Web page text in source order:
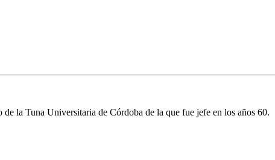
la Tuna Universitaria de Córdoba de la que fue jefe en los años 60.